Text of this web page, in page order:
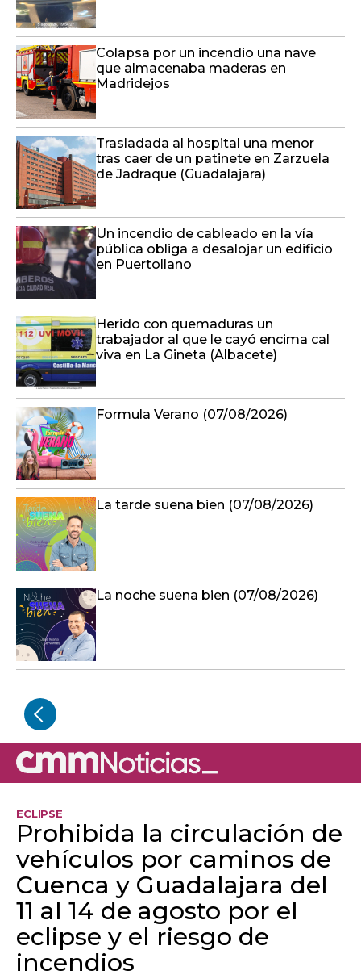
Colapsa por un incendio una nave
que almacenaba maderas en
Madridejos
Trasladada al hospital una menor
tras caer de un patinete en Zarzuela
de Jadraque (Guadalajara)
Un incendio de cableado en la vía
pública obliga a desalojar un edificio
en Puertollano
Herido con quemaduras un
trabajador al que le cayó encima cal
viva en La Gineta (Albacete)
Formula Verano (07/08/2026)
La tarde suena bien (07/08/2026)
La noche suena bien (07/08/2026)
ECLIPSE
Prohibida la circulación de
vehículos por caminos de
Cuenca y Guadalajara del
11 al 14 de agosto por el
eclipse y el riesgo de
incendios